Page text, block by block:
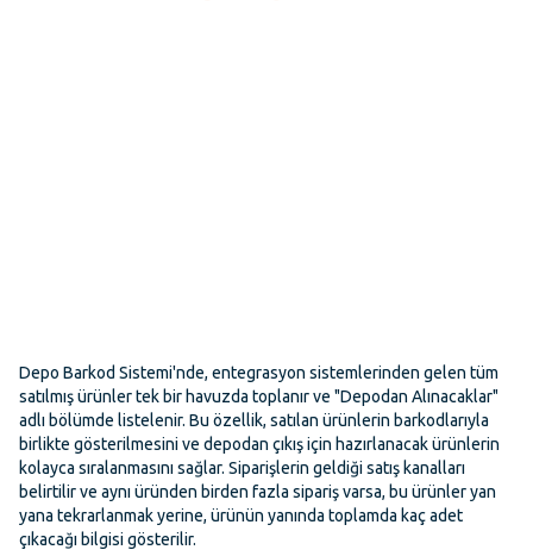
Depo Barkod Sistemi'nde, entegrasyon sistemlerinden gelen tüm
satılmış ürünler tek bir havuzda toplanır ve "Depodan Alınacaklar"
adlı bölümde listelenir. Bu özellik, satılan ürünlerin barkodlarıyla
birlikte gösterilmesini ve depodan çıkış için hazırlanacak ürünlerin
kolayca sıralanmasını sağlar. Siparişlerin geldiği satış kanalları
belirtilir ve aynı üründen birden fazla sipariş varsa, bu ürünler yan
yana tekrarlanmak yerine, ürünün yanında toplamda kaç adet
çıkacağı bilgisi gösterilir.